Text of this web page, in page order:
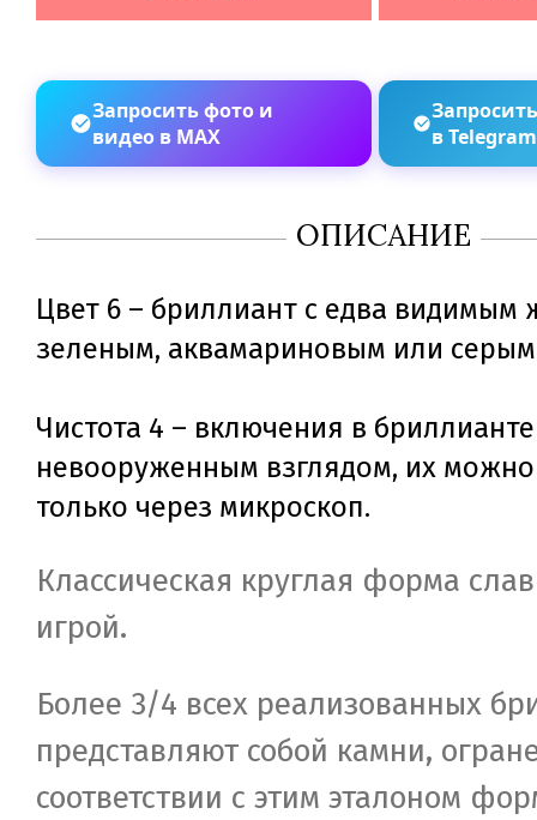
Запросить фото и
видео в MAX
в
ОПИСАНИЕ
Цвет 6 – бриллиант с едва видимым
зеленым, аквамариновым или серым
Чистота 4 – включения в
невооруженным взглядом, их можно
только через микроскоп.
Классическая круглая форма
игрой.
Более 3/4 всех реализованных
представляют собой камни,
соответствии с этим эталоном